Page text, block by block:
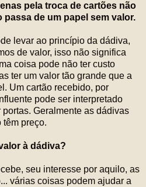
pela troca de cartões não
de um papel sem valor.
levar ao princípio da dádiva,
de valor, isso não significa
coisa pode não ter custo
ter um valor tão grande que a
Um cartão recebido, por
pode ser interpretado
Geralmente as dádivas
têm preço.
à dádiva?
seu interesse por aquilo, as
várias coisas podem ajudar a